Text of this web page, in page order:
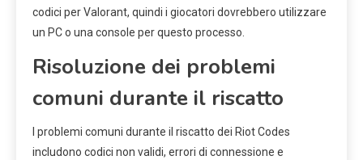
codici per Valorant, quindi i giocatori dovrebbero utilizzare
un PC o una console per questo processo.
Risoluzione dei problemi
comuni durante il riscatto
I problemi comuni durante il riscatto dei Riot Codes
includono codici non validi, errori di connessione e